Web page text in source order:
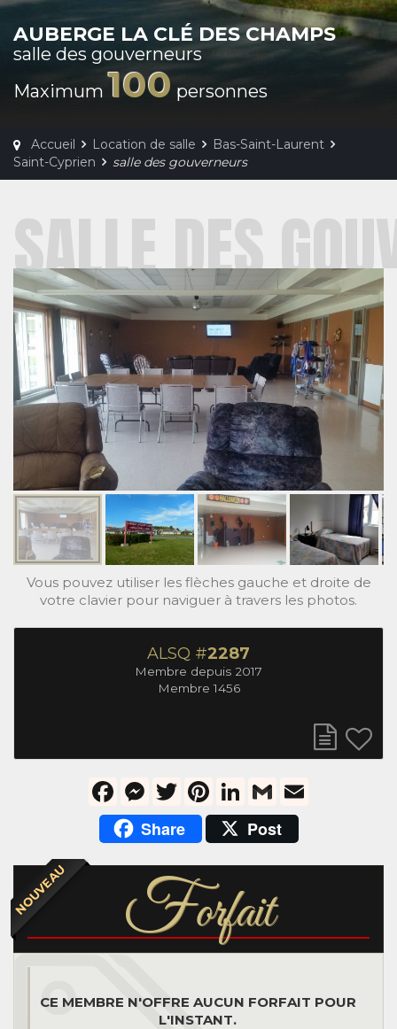
AUBERGE LA CLÉ DES CHAMPS
salle des gouverneurs
Maximum 100 personnes
Accueil Location de salle
Bas-Saint-Laurent
Saint-Cyprien
salle des gouverneurs
SALLE DES
Vous pouvez utiliser les flèches gauche et droite de
votre clavier pour naviguer à travers les photos.
ALSQ #2287
Membre depuis 2017
Membre 1456
FacebookMessenger
TwitterPinterestLinkedIn
Gmail
Share Post
NOUVEAU Forfait
CE MEMBRE N'OFFRE AUCUN FORFAIT POUR
L'INSTANT.